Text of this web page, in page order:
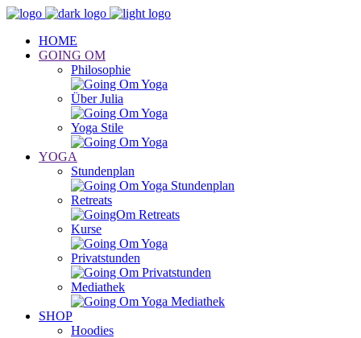
HOME
GOING OM
Philosophie
Über Julia
Yoga Stile
YOGA
Stundenplan
Retreats
Kurse
Privatstunden
Mediathek
SHOP
Hoodies